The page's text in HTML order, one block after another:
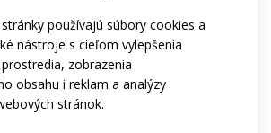
používajú súbory cookies a
nástroje s cieľom vylepšenia
zobrazenia
obsahu i reklam a analýzy
stránok.
elastickými manžetami a
na zips na chrbte alebo
guma v páse.